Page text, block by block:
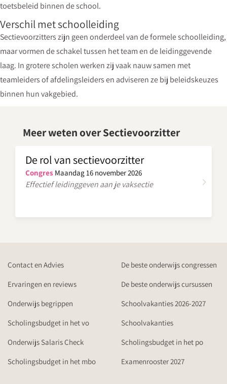
toetsbeleid binnen de school.
Verschil met schoolleiding
Sectievoorzitters zijn geen onderdeel van de formele schoolleiding,
maar vormen de schakel tussen het team en de leidinggevende
laag. In grotere scholen werken zij vaak nauw samen met
teamleiders of afdelingsleiders en adviseren ze bij beleidskeuzes
binnen hun vakgebied.
Meer weten over Sectievoorzitter
De rol van sectievoorzitter
Congres Maandag 16 november 2026
Effectief leidinggeven aan je vaksectie
Contact en Advies
De beste onderwijs congressen
Ervaringen en reviews
De beste onderwijs cursussen
Onderwijs begrippen
Schoolvakanties 2026-2027
Scholingsbudget in het vo
Schoolvakanties
Onderwijs Salaris Check
Scholingsbudget in het po
Scholingsbudget in het mbo
Examenrooster 2027